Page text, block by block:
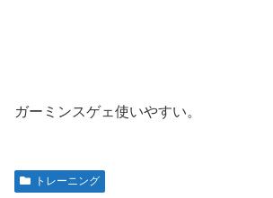
ガーミンスゲェ使いやすい。
トレーニング